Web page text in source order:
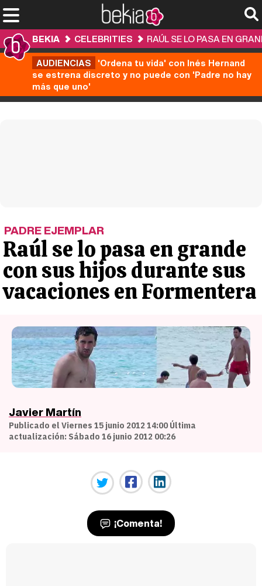
BEKIA CELEBRITIES
RAÚL SE LO PASA EN
AUDIENCIAS 'Ordena tu vida' con Inés Hernand
se estrena discreto y no puede con 'Padre no hay
más que uno'
PADRE EJEMPLAR
Raúl se lo pasa en grande
con sus hijos durante sus
vacaciones en Formentera
Javier Martín
Publicado el Viernes 15 junio 2012 14:00 Última
actualización: Sábado 16 junio 2012 00:26
¡Comenta!